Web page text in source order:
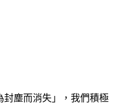
封塵而消失」，我們積極